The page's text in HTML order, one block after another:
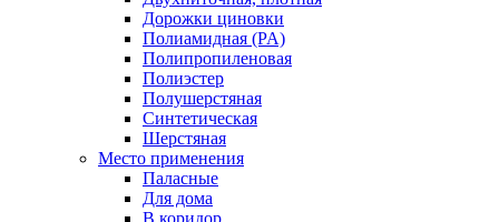
Дорожки циновки
Полиамидная (PA)
Полипропиленовая
Полиэстер
Полушерстяная
Синтетическая
Шерстяная
Место применения
Паласные
Для дома
В коридор